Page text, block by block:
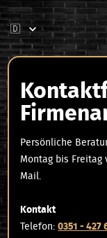
Persönliche
Montag bis Freitag
Mail.
Kontakt
Telefon:0351 - 427